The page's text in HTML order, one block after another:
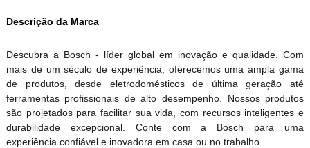
Descrição da Marca
Descubra a Bosch - líder global em inovação e qualidade. Com
mais de um século de experiência, oferecemos uma ampla gama
de produtos, desde eletrodomésticos de última geração até
ferramentas profissionais de alto desempenho. Nossos produtos
são projetados para facilitar sua vida, com recursos inteligentes e
durabilidade excepcional. Conte com a Bosch para uma
experiência confiável e inovadora em casa ou no trabalho